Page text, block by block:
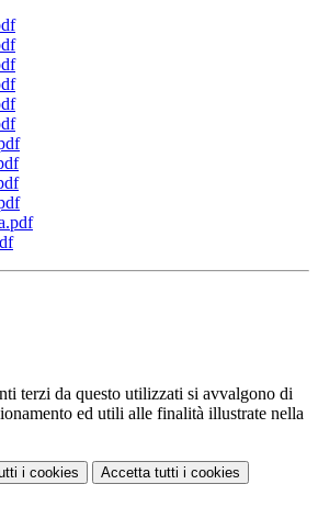
terzi da questo utilizzati si avvalgono di
ed utili alle finalità illustrate nella
i cookies Accetta tutti i cookies